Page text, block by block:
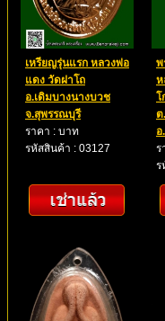
เหรียญรุ่นแรก หลวงพ่อ
แดง วัดฝาโถ
อ.เดิมบางนางบวช
จ.สุพรรณบุรี
ราคา : บาท
รหัสสินค้า : 03127
พ
ห
โ
ต
ร
ร